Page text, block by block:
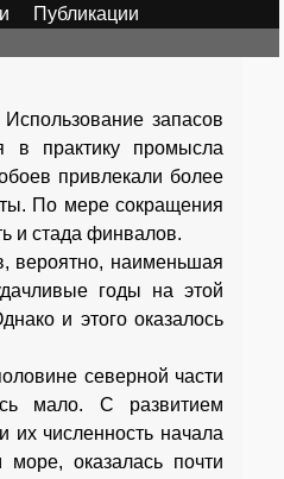
Публикации
запасов
в практику промысла
привлекали более
По мере сокращения
и стада финвалов.
вероятно, наименьшая
годы на этой
и этого оказалось
северной части
мало. С развитием
их численность начала
оказалась почти